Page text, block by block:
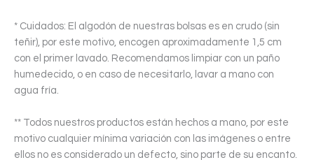
* Cuidados: El algodón de nuestras bolsas es en crudo (sin
teñir), por este motivo, encogen aproximadamente 1,5 cm
con el primer lavado. Recomendamos limpiar con un paño
humedecido, o en caso de necesitarlo, lavar a mano con
agua fría.
** Todos nuestros productos están hechos a mano, por este
motivo cualquier mínima variación con las imágenes o entre
ellos no es considerado un defecto, sino parte de su encanto.